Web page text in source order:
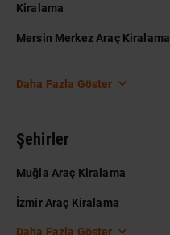
Kiralama
Mersin Merkez Araç Kiralama
Daha Fazla Göster
Şehirler
Muğla Araç Kiralama
İzmir Araç Kiralama
Daha Fazla Göster